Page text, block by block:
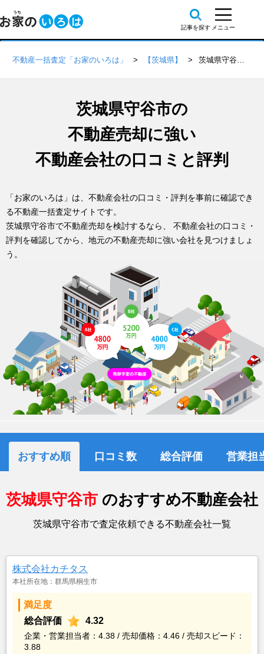
不動産一括査定「お家のいろは」 【茨城県】 茨城県守谷市の不動産会社 口コミ・評判一覧
茨城県守谷市の
不動産売却に強い
不動産会社の口コミと評判
「お家のいろは」は、不動産会社の口コミ・評判を事前に確認でき
る不動産一括査定サイトです。
茨城県守谷市で不動産売却を検討するなら、 不動産会社の口コミ・
評判を確認してから、地元の不動産売却に強い会社を見つけましょ
う。
おすすめ順 口コミ数 総合評価 営業担
茨城県守谷市 のおすすめ不動産会社
茨城県守谷市で査定依頼できる不動産会社一覧
株式会社カチタス
本社所在地：群馬県桐生市
満足度
総合評価
4.32
企業・営業担当者：4.38 / 売却価格：4.46 / 売却スピード：
3.88